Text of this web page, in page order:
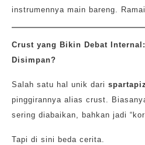
instrumennya main bareng.
Crust yang Bikin Debat
Disimpan?
Salah satu hal unik dari
pinggirannya alias crust.
sering diabaikan, bahkan jadi
Tapi di sini beda cerita.